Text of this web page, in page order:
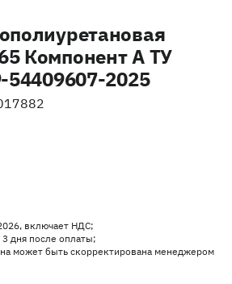
Компонент А ТУ
54409607-2025
включает НДС;
дня после оплаты;
может быть скорректирована менеджером